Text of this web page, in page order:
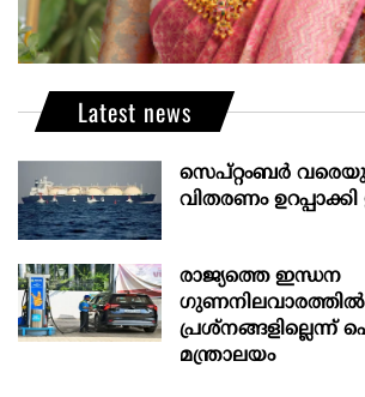
Latest news
സെപ്റ്റംബർ
വിതരണം ഉറപ്പാക്കി
രാജ്യത്തെ ഇന്ധന
ഗുണനിലവാരത്തില്‍
പ്രശ്‌നങ്ങളില്ലെന്ന്
മന്ത്രാലയം